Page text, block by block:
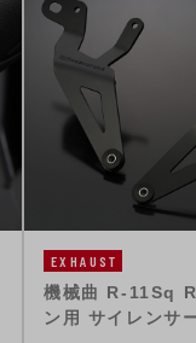
EXHAUST
機械曲 R-11Sq
ン用 サイレンサ